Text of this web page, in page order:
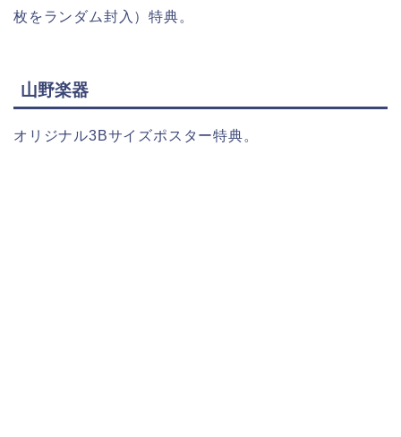
枚をランダム封入）特典。
山野楽器
オリジナル3Bサイズポスター特典。